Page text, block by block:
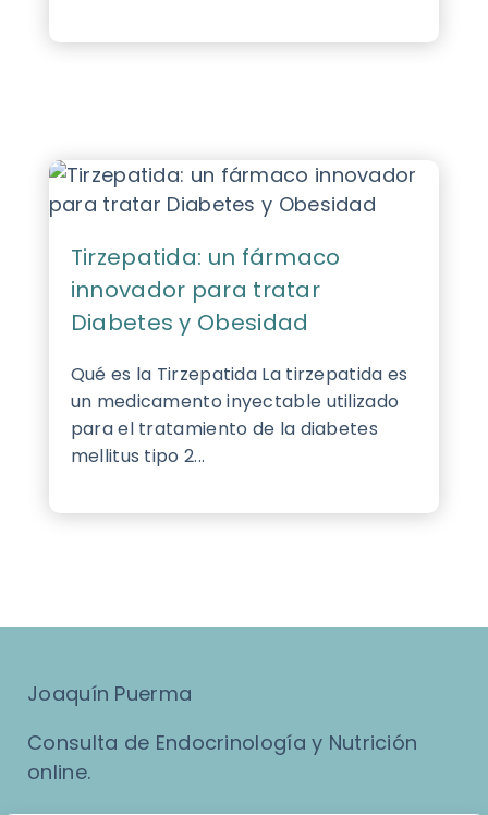
Tirzepatida: un fármaco
innovador para tratar
Diabetes y Obesidad
Qué es la Tirzepatida La tirzepatida es
un medicamento inyectable utilizado
para el tratamiento de la diabetes
mellitus tipo 2...
Joaquín Puerma
Consulta de Endocrinología y Nutrición
online.